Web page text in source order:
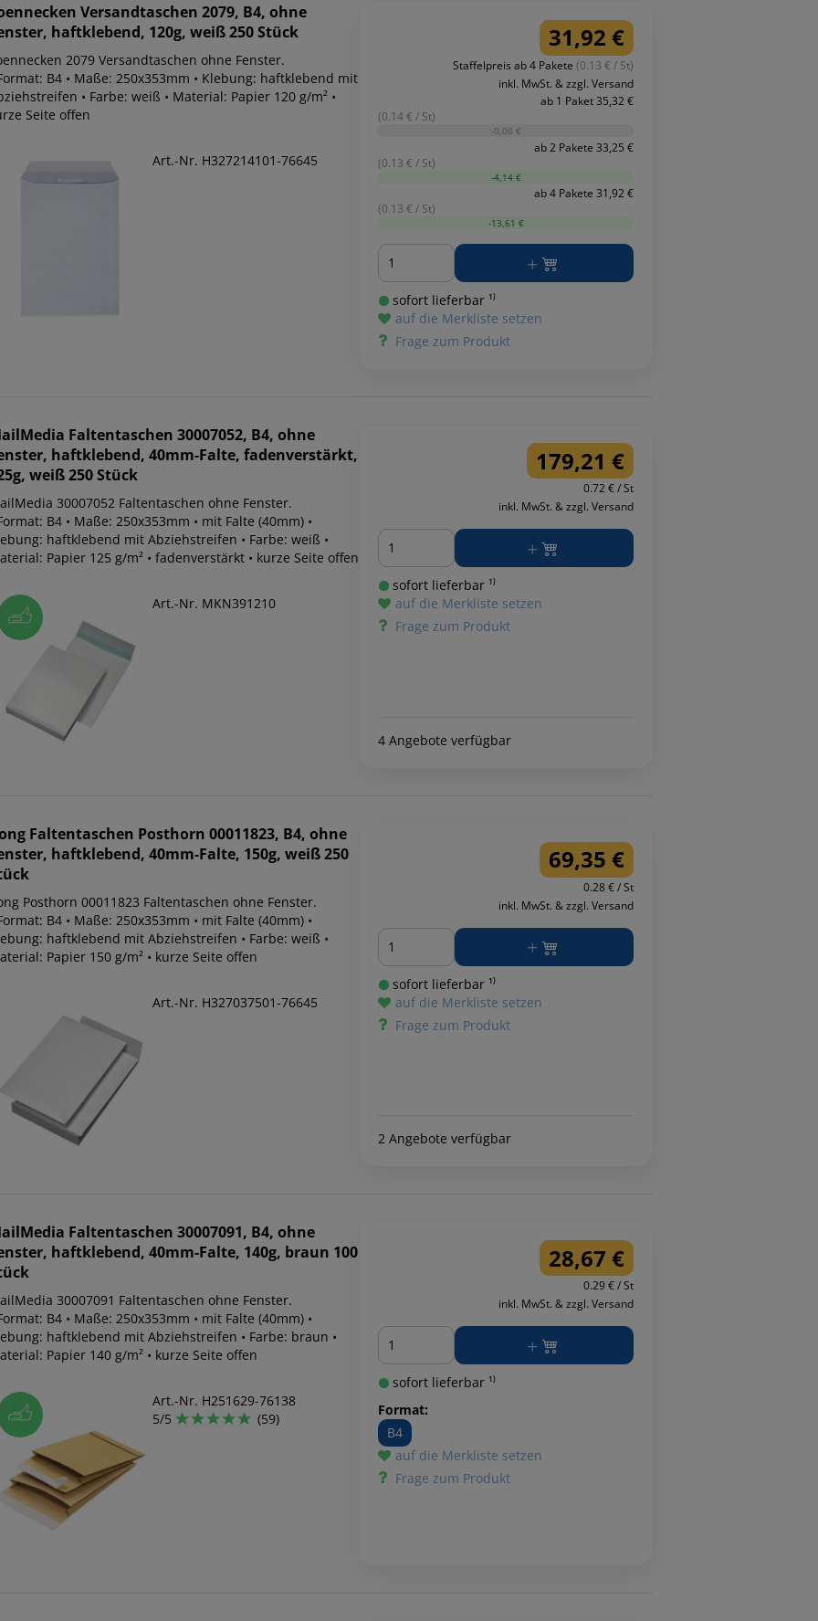
Versandtaschen 2079, B4, ohne
haftklebend, 120g, weiß 250 Stück
2079 Versandtaschen ohne Fenster.
B4 • Maße: 250x353mm • Klebung: haftklebend mit
• Farbe: weiß • Material: Papier 120 g/m² •
Seite offen
Art.-Nr. H327214101-76645
31,92 €
Staffelpreis ab 4 Pakete (0.13 € / St)
inkl. MwSt. & zzgl. Versand
ab 1 Paket 35,32 €
(0.14 € / St)
-0,00 €
ab 2 Pakete 33,25 €
(0.13 € / St)
-4,14 €
ab 4 Pakete 31,92 €
(0.13 € / St)
-13,61 €
Menge
sofort lieferbar ¹⁾
auf die Merkliste setzen
Frage zum Produkt
Faltentaschen 30007052, B4, ohne
haftklebend, 40mm-Falte, fadenverstärkt,
weiß 250 Stück
30007052 Faltentaschen ohne Fenster.
B4 • Maße: 250x353mm • mit Falte (40mm) •
haftklebend mit Abziehstreifen • Farbe: weiß •
Papier 125 g/m² • fadenverstärkt • kurze Seite offen
Art.-Nr. MKN391210
179,21 €
0.72 € / St
inkl. MwSt. & zzgl. Versand
Menge
sofort lieferbar ¹⁾
auf die Merkliste setzen
Frage zum Produkt
4 Angebote verfügbar
Faltentaschen Posthorn 00011823, B4, ohne
haftklebend, 40mm-Falte, 150g, weiß 250
Posthorn 00011823 Faltentaschen ohne Fenster.
B4 • Maße: 250x353mm • mit Falte (40mm) •
haftklebend mit Abziehstreifen • Farbe: weiß •
Papier 150 g/m² • kurze Seite offen
Art.-Nr. H327037501-76645
69,35 €
0.28 € / St
inkl. MwSt. & zzgl. Versand
Menge
sofort lieferbar ¹⁾
auf die Merkliste setzen
Frage zum Produkt
2 Angebote verfügbar
Faltentaschen 30007091, B4, ohne
haftklebend, 40mm-Falte, 140g, braun 100
30007091 Faltentaschen ohne Fenster.
B4 • Maße: 250x353mm • mit Falte (40mm) •
haftklebend mit Abziehstreifen • Farbe: braun •
Papier 140 g/m² • kurze Seite offen
Art.-Nr. H251629-76138
5/5
(59)
28,67 €
0.29 € / St
inkl. MwSt. & zzgl. Versand
Menge
sofort lieferbar ¹⁾
Format:
B4
auf die Merkliste setzen
Frage zum Produkt